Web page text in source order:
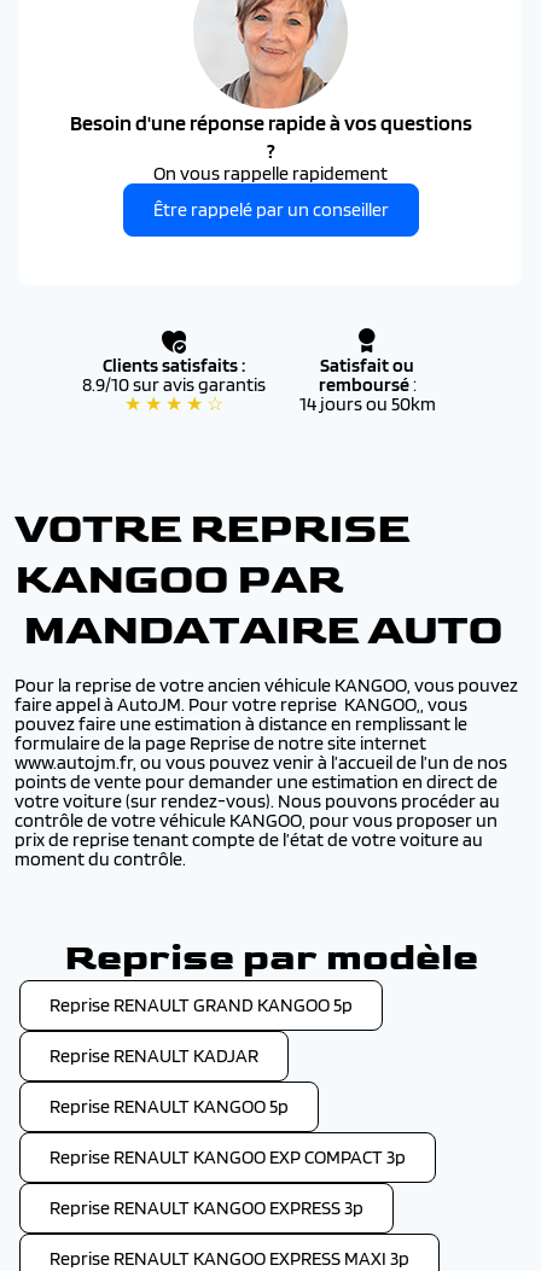
Besoin d'une réponse rapide à vos questions
?
On vous rappelle rapidement
Être rappelé par un conseiller
Clients satisfaits :
8.9/10 sur avis garantis
★ ★ ★ ★ ☆
Satisfait ou
remboursé:
14 jours ou 50km
VOTRE REPRISE
KANGOO PAR
MANDATAIRE AUTO
Pour la reprise de votre ancien véhicule KANGOO, vous pouvez
faire appel à AutoJM. Pour votre reprise KANGOO,, vous
pouvez faire une estimation à distance en remplissant le
formulaire de la page Reprise de notre site internet
www.autojm.fr, ou vous pouvez venir à l’accueil de l’un de nos
points de vente pour demander une estimation en direct de
votre voiture (sur rendez-vous). Nous pouvons procéder au
contrôle de votre véhicule KANGOO, pour vous proposer un
prix de reprise tenant compte de l’état de votre voiture au
moment du contrôle.
Reprise par modèle
Reprise RENAULT GRAND KANGOO 5p
Reprise RENAULT KADJAR
Reprise RENAULT KANGOO 5p
Reprise RENAULT KANGOO EXP COMPACT 3p
Reprise RENAULT KANGOO EXPRESS 3p
Reprise RENAULT KANGOO EXPRESS MAXI 3p